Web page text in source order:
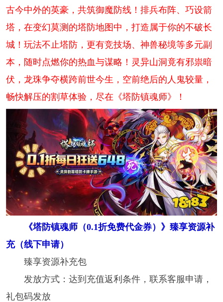
古今中外的英豪，共筑御魔防线！排兵布阵、巧设箭
塔，在变幻莫测的塔防地图中，打造属于你的不破长
城！玩法不止塔防，更有竞技场、神兽秘境等多元副
本，随时点燃你的热血与谋略！灵异山洞竟有邪祟暗
伏，龙珠争夺横跨前世今生，空前绝后的人鬼较量，
畅快解压的割草体验，尽在《塔防镇魂师》！
《塔防镇魂师（0.1折免费代金券）》臻享资源补
充（线下申请）
臻享资源补充包
发放方式：达到充值返利条件，联系客服申请，
礼包码发放